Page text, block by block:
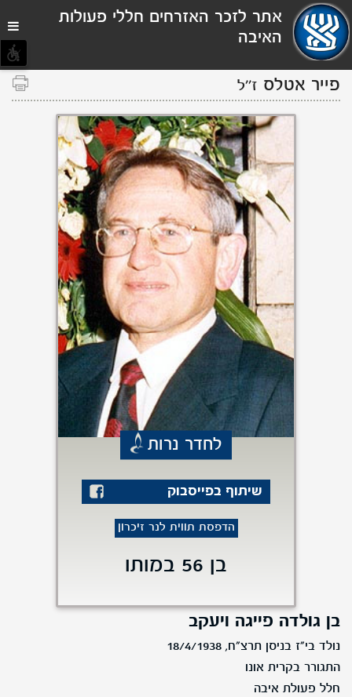
תפריט
נגישות
אתר לזכר האזרחים חללי פעולות
האיבה
פייר אטלס ז''ל
לחדר נרות
שיתוף בפייסבוק
הדפסת תווית לנר זיכרון
בן 56 במותו
בן גולדה פייגה ויעקב
נולד בי"ז בניסן תרצ"ח, 18/4/1938
התגורר בקרית אונו
חלל פעולת איבה